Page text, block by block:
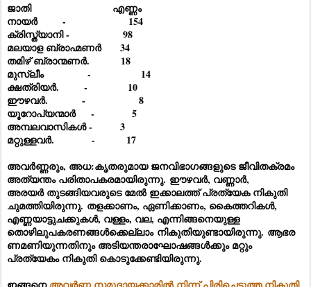
ജാതി എണ്ണം
നായർ - 154
ക്രിസ്ത്യാനി - 98
മലയാള ബ്രാഹ്മണർ 34
തമിഴ് ബ്രാന്മണർ. 18
മുസ്ലീം - 14
ക്ഷത്രിയർ. - 10
ഈഴവർ. - 8
യൂറോപ്യന്മാർ - 5
അമ്പലവാസികൾ - 3
മറ്റുള്ളവർ. - 17
അവർണ്ണരും, അധ:കൃതരുമായ ജനവിഭാഗങ്ങളുടെ ജീവിതക്രമം
അത്യന്തം പരിതാപകരമായിരുന്നു. ഈഴവർ, വണ്ണാർ,
അരയർ തുടങ്ങിയവരുടെ മേൽ ഇക്കാലത്ത് പ്രത്യേക നികുതി
ചുമത്തിയിരുന്നു. തളക്കാണം, ഏണിക്കാണം, കൈത്തറികൾ,
എണ്ണയാട്ടുചക്കുകൾ, വള്ളം, വല, എന്നിങ്ങനെയുള്ള
തൊഴിലുപകരണങ്ങൾക്കെല്ലാം നികുതിയുണ്ടായിരുന്നു. ആഭര
ണമണിയുന്നതിനും അടിയന്തരാഘോഷങ്ങൾക്കും മറ്റും
പ്രത്യേകം നികുതി കൊടുക്കേണ്ടിയിരുന്നു.